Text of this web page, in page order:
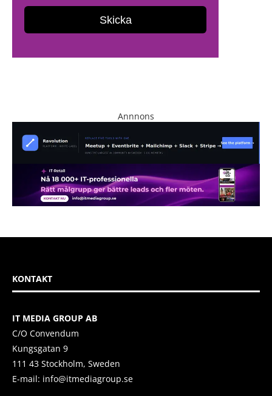
Annnons
KONTAKT
IT MEDIA GROUP AB
C/O Convendum
Kungsgatan 9
111 43 Stockholm, Sweden
E-mail: info@itmediagroup.se